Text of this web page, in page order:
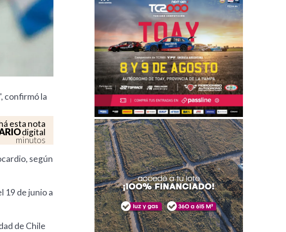
confirmó la
esta nota
digital
minutos
según
19 de junio a
de Chile